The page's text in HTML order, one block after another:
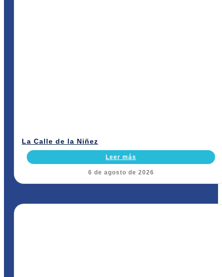
La Calle de la Niñez
Leer más
6 de agosto de 2026